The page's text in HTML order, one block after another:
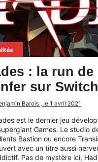
: la run de
sur
Barois , le 1 avril 2021
est le dernier jeu
Games. Le studio
Bastion ou encore
avec un titre aussi
Pas de mystère ici,